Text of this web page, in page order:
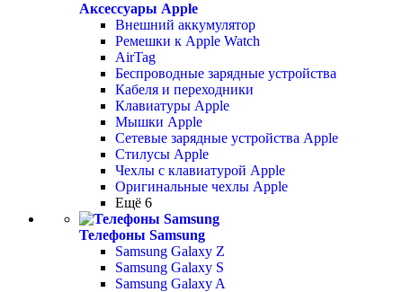
Аксессуары Apple
Внешний аккумулятор
Ремешки к Apple Watch
AirTag
Беспроводные зарядные устройства
Кабеля и переходники
Клавиатуры Apple
Мышки Apple
Сетевые зарядные устройства Apple
Стилусы Apple
Чехлы с клавиатурой Apple
Оригинальные чехлы Apple
Ещё 6
Телефоны Samsung
Samsung Galaxy Z
Samsung Galaxy S
Samsung Galaxy A